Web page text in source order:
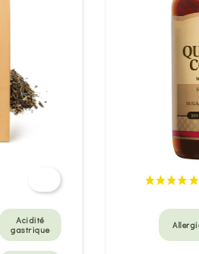
Acidité
gastrique